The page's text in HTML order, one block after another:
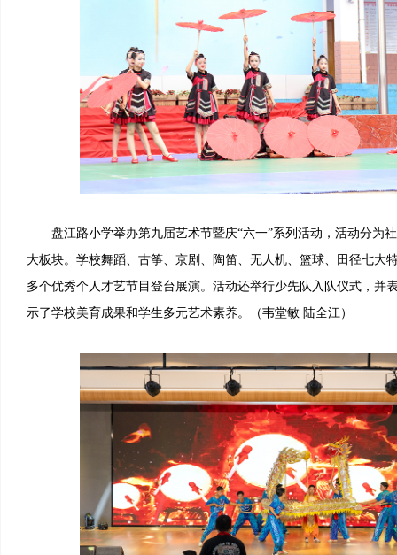
盘江路小学举办第九届艺术节暨庆“六一”系列活动，活动分为
大板块。学校舞蹈、古筝、京剧、陶笛、无人机、篮球、田径七大
多个优秀个人才艺节目登台展演。活动还举行少先队入队仪式，并
示了学校美育成果和学生多元艺术素养。（韦堂敏 陆全江）